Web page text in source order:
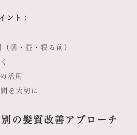
ント：
朝・昼・寝る前）
活用
を大切に
の髪質改善アプローチ